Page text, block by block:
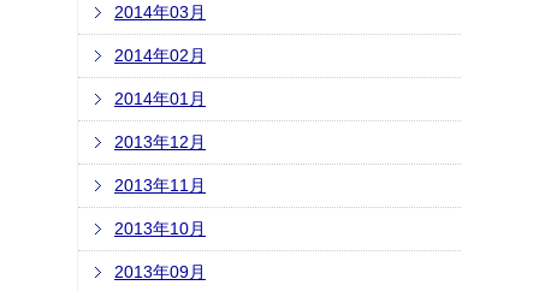
2014年03月
2014年02月
2014年01月
2013年12月
2013年11月
2013年10月
2013年09月